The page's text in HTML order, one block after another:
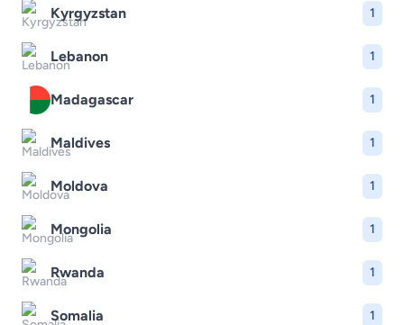
Kyrgyzstan 1
Lebanon 1
Madagascar 1
Maldives 1
Moldova 1
Mongolia 1
Rwanda 1
Somalia 1